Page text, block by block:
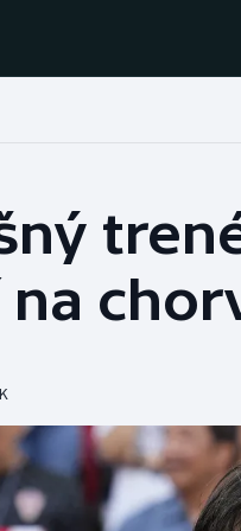
Baseball a softbal
Basketbal
Boby a skeleton
Box